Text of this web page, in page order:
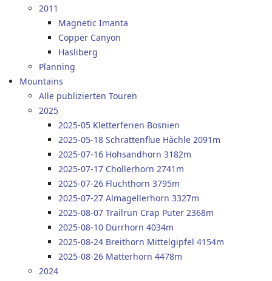
2011
Magnetic Imanta
Copper Canyon
Hasliberg
Planning
Mountains
Alle publizierten Touren
2025
2025-05 Kletterferien Bosnien
2025-05-18 Schrattenflue Hächle 2091m
2025-07-16 Hohsandhorn 3182m
2025-07-17 Chollerhorn 2741m
2025-07-26 Fluchthorn 3795m
2025-07-27 Almagellerhorn 3327m
2025-08-07 Trailrun Crap Puter 2368m
2025-08-10 Dürrhorn 4034m
2025-08-24 Breithorn Mittelgipfel 4154m
2025-08-26 Matterhorn 4478m
2024